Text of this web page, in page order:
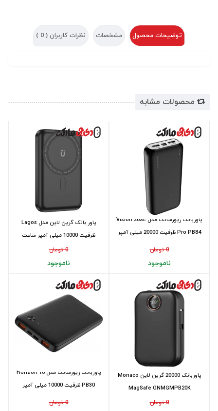
توضیحات محصول مشخصات نظرات کاربران ( 0
)
محصولات مشابه
پاور بانک گرین لاین مدل Lagos
ظرفیت 10000 میلی آمپر ساعت
0 تومان
ناموجود
پاوربانک ریورسانگ مدل Vision 20SE
Pro PB84 ظرفیت 20000 میلی‌ آمپر
0 تومان
ناموجود
پاوربانک ریورسانگ مدل Horizon 10
PB30 ظرفیت 10000 میلی‌ آمپر
ساعت(12...
0 تومان
پاوربانک 20000 گرین لاین Monaco
MagSafe GNMGMPB20K
0 تومان